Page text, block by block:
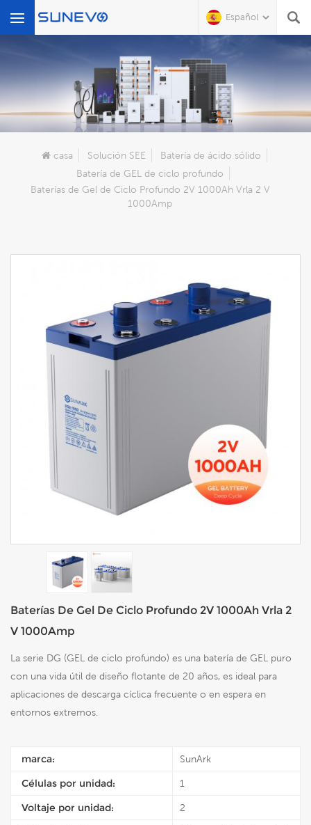
Español
Qué Buscas?
casa Solución SEE
Batería de ácido sólido
Batería de GEL de ciclo profundo
Baterías de Gel de Ciclo Profundo 2V 1000Ah Vrla 2 V
1000Amp
Baterías De Gel De Ciclo Profundo 2V 1000Ah Vrla 2
V 1000Amp
La serie DG (GEL de ciclo profundo) es una batería de GEL puro
con una vida útil de diseño flotante de 20 años, es ideal para
aplicaciones de descarga cíclica frecuente o en espera en
entornos extremos.
marca: SunArk
Células por unidad: 1
Voltaje por unidad: 2